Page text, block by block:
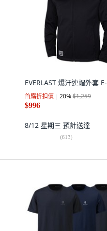
EVERLAST 爆汗連帽外套
首購折扣價 20%$1,259
$996
8/12 星期三 預計送達
(613)